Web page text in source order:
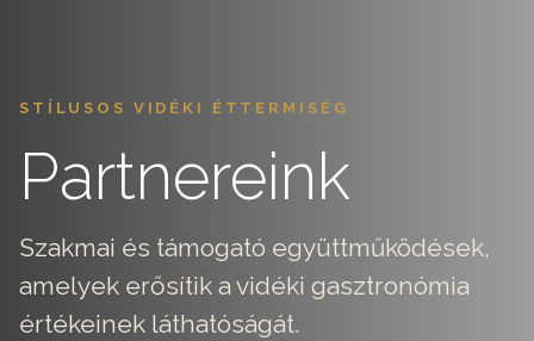
STÍLUSOS VIDÉKI ÉTTERMISÉG
Partnereink
Szakmai és támogató együttműködések,
amelyek erősítik a vidéki gasztronómia
értékeinek láthatóságát.